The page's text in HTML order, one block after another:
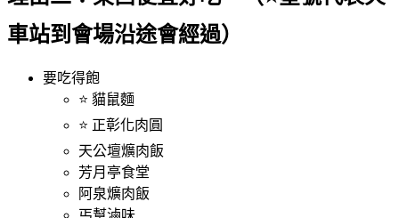
車站到會場沿途會經過）
要吃得飽
⭐ 貓鼠麵
⭐ 正彰化肉圓
天公壇爌肉飯
芳月亭食堂
阿泉爌肉飯